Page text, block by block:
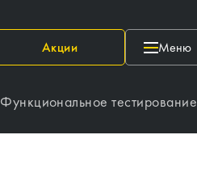
Акции Меню
Функциональное тестирование